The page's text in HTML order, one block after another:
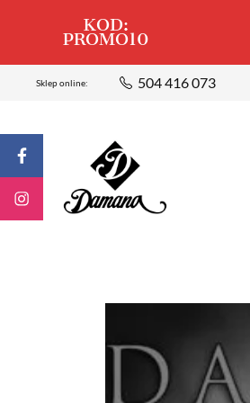
KOD:
PROMO10
Sklep online: 504 416 073